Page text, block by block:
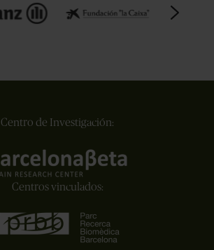
Centro de Investigación:
Centros vinculados: